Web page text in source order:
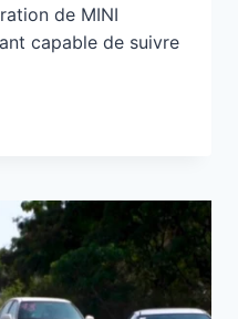
de MINI
capable de suivre